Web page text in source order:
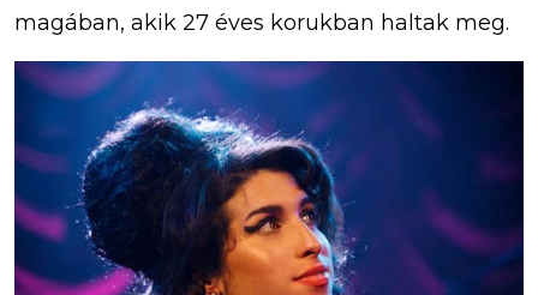
magában, akik 27 éves korukban haltak meg.